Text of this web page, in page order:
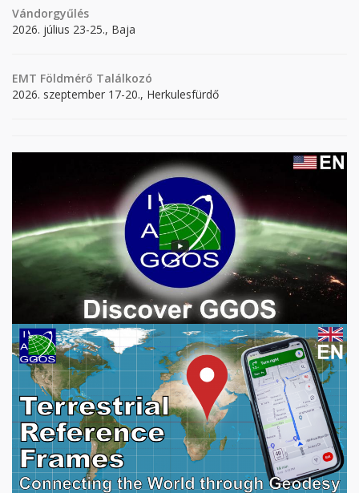
Vándorgyűlés
2026. július 23-25., Baja
EMT Földmérő Találkozó
2026. szeptember 17-20., Herkulesfürdő